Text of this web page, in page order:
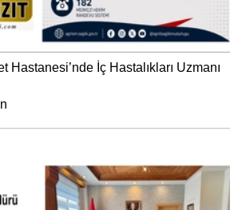
Hastanesi’nde İç Hastalıkları Uzmanı